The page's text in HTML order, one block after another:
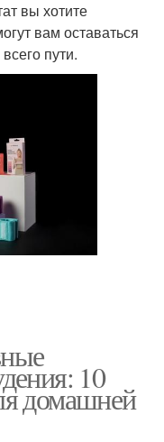
вы хотите
вам оставаться
пути.
10
домашней